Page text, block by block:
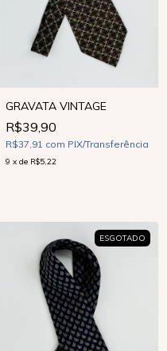
GRAVATA VINTAGE
R$39,90
R$37,91 com PIX/Transferência
9 x de R$5,22
ESGOTADO